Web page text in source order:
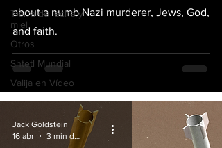
Tierra de leche y
miel
Otros
Shtetl Mundial
Valija en Vídeo
about a numb Nazi murderer, Jews, God,
and faith.
Jack Goldstein
16 abr